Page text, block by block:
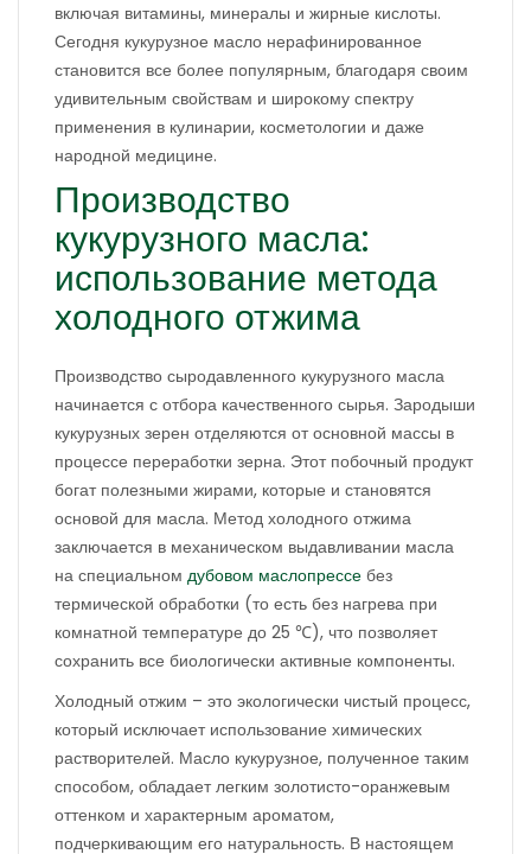
включая витамины, минералы и жирные кислоты.
Сегодня кукурузное масло нерафинированное
становится все более популярным, благодаря своим
удивительным свойствам и широкому спектру
применения в кулинарии, косметологии и даже
народной медицине.
Производство
кукурузного масла:
использование метода
холодного отжима
Производство сыродавленного кукурузного масла
начинается с отбора качественного сырья. Зародыши
кукурузных зерен отделяются от основной массы в
процессе переработки зерна. Этот побочный продукт
богат полезными жирами, которые и становятся
основой для масла. Метод холодного отжима
заключается в механическом выдавливании масла
на специальном дубовом маслопрессе без
термической обработки (то есть без нагрева при
комнатной температуре до 25 ℃), что позволяет
сохранить все биологически активные компоненты.
Холодный отжим – это экологически чистый процесс,
который исключает использование химических
растворителей. Масло кукурузное, полученное таким
способом, обладает легким золотисто-оранжевым
оттенком и характерным ароматом,
подчеркивающим его натуральность. В настоящем